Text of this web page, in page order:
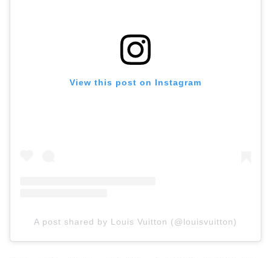
View this post on Instagram
A post shared by Louis Vuitton (@louisvuitton)